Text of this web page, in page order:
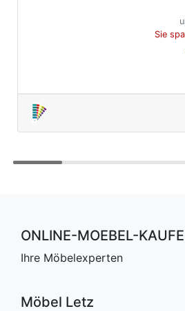
Sie
ONLINE-MOEBEL-
Ihre Möbelexperten
Möbel Letz